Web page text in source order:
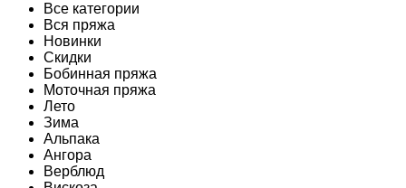
Все категории
Вся пряжа
Новинки
Скидки
Бобинная пряжа
Моточная пряжа
Лето
Зима
Альпака
Ангора
Верблюд